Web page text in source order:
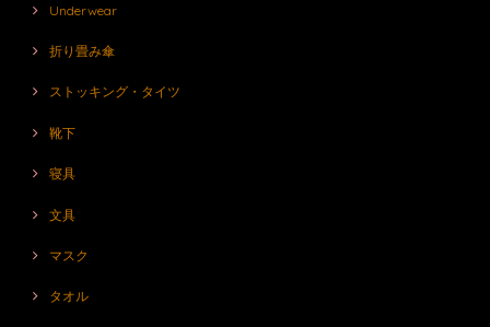
Underwear
折り畳み傘
ストッキング・タイツ
靴下
寝具
文具
マスク
タオル